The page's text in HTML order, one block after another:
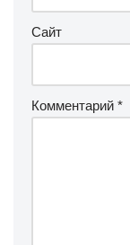
Сайт
Комментарий *